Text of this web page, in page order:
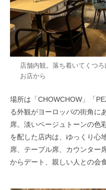
店舗内観。落ち着いてくつ
お店から
場所は「CHOWCHOW」「
る外観がヨーロッパの街角に
席。淡いベージュトーンの色
を配した店内は、ゆっくり心
席、テーブル席、カウンター
からデート、親しい人との会